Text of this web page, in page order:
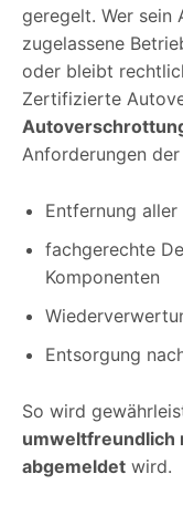
geregelt. Wer sein
zugelassene
oder bleibt
Zertifizierte
Anforderungen der
Entfernung
fachgerechte
Komponenten
Entsorgung
So wird
umweltfreundlich
abgemeldet wird.